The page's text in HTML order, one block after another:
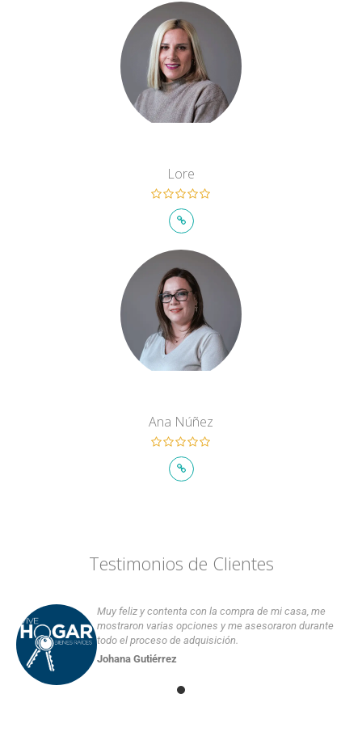
Lore
Ana Núñez
Testimonios de Clientes
Muy feliz y contenta con la compra de mi casa, me
mostraron varias opciones y me asesoraron durante
todo el proceso de adquisición.
Johana Gutiérrez